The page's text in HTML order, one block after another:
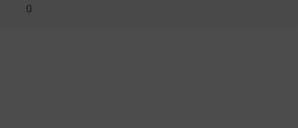
0